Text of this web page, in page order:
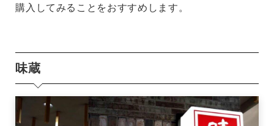
購入してみることをおすすめします。
味蔵